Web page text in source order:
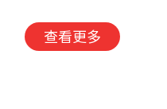
折抵購物金
查看更多